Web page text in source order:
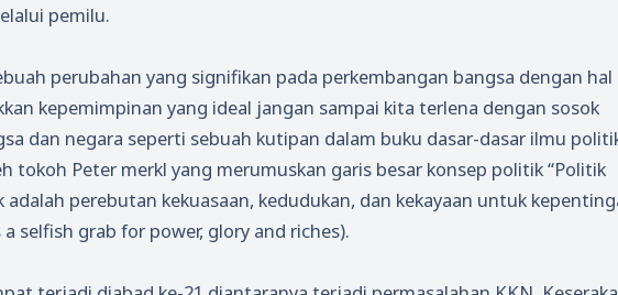
pemilu.
perubahan yang signifikan pada perkembangan bangsa dengan hal
kepemimpinan yang ideal jangan sampai kita terlena dengan sosok
dan negara seperti sebuah kutipan dalam buku dasar-dasar ilmu
tokoh Peter merkl yang merumuskan garis besar konsep politik “Politik
perebutan kekuasaan, kedudukan, dan kekayaan untuk
selfish grab for power, glory and riches).